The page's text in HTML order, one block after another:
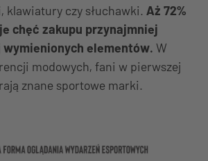
klawiatury czy słuchawki. Aż 72%
chęć zakupu przynajmniej
wymienionych elementów. W
modowych, fani w pierwszej
znane sportowe marki.